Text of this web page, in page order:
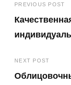
по
PREVIOUS POST
Post
NEXT POST